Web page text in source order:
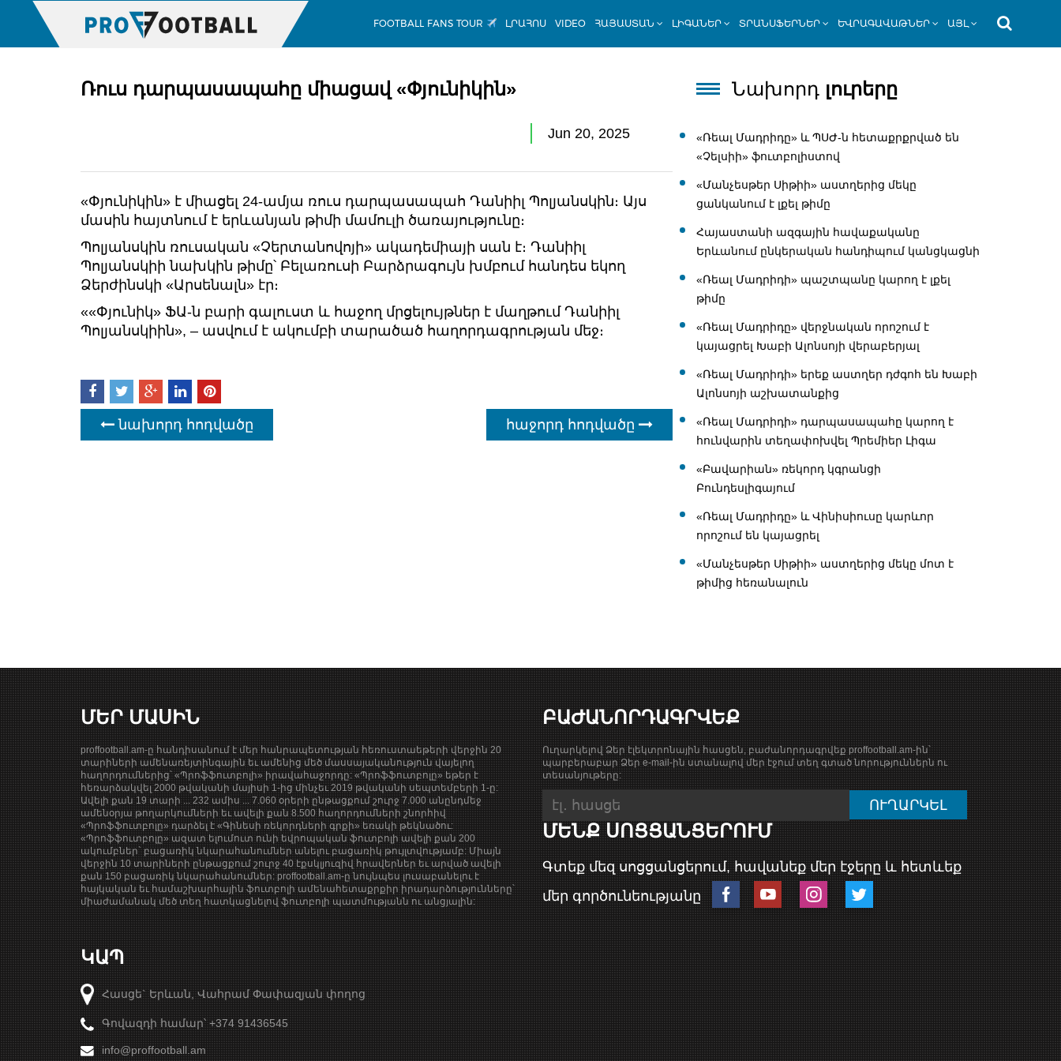
FOOTBALL FANS TOUR ԼՐԱՀՈՍ VIDEO ՀԱՅԱՍՏԱՆ ԼԻԳԱՆԵՐ ՏՐԱՆՍՖԵՐՆԵՐ ԵՎՐԱԳԱՎԱԹՆԵՐ ԱՅԼ
Ռուս դարպասապահը միացավ «Փյունիկին»
Jun 20, 2025
«Փյունիկին» է միացել 24-ամյա ռուս դարպասապահ Դանիիլ Պոլյանսկին։ Այս
մասին հայտնում է երևանյան թիմի մամուլի ծառայությունը։
Պոլյանսկին ռուսական «Չերտանովոյի» ակադեմիայի սան է։ Դանիիլ
Պոլյանսկիի նախկին թիմը՝ Բելառուսի Բարձրագույն խմբում հանդես եկող
Ձերժինսկի «Արսենալն» էր։
««Փյունիկ» ՖԱ-ն բարի գալուստ և հաջող մրցելույթներ է մաղթում Դանիիլ
Պոլյանսկիին», – ասվում է ակումբի տարածած հաղորդագրության մեջ։
նախորդ հոդվածը հաջորդ հոդվածը
Նախորդ լուրերը
«Ռեալ Մադրիդը» և ՊՍԺ-ն հետաքրքրված են
«Չելսիի» ֆուտբոլիստով
«Մանչեսթեր Սիթիի» աստղերից մեկը
ցանկանում է լքել թիմը
Հայաստանի ազգային հավաքականը
Երևանում ընկերական հանդիպում կանցկացնի
«Ռեալ Մադրիդի» պաշտպանը կարող է լքել
թիմը
«Ռեալ Մադրիդը» վերջնական որոշում է
կայացրել Խաբի Ալոնսոյի վերաբերյալ
«Ռեալ Մադրիդի» երեք աստղեր դժգոհ են Խաբի
Ալոնսոյի աշխատանքից
«Ռեալ Մադրիդի» դարպասապահը կարող է
հունվարին տեղափոխվել Պրեմիեր Լիգա
«Բավարիան» ռեկորդ կգրանցի
Բունդեսլիգայում
«Ռեալ Մադրիդը» և Վինիսիուսը կարևոր
որոշում են կայացրել
«Մանչեսթեր Սիթիի» աստղերից մեկը մոտ է
թիմից հեռանալուն
ՄԵՐ ՄԱՍԻՆ
proffootball.am-ը հանդիսանում է մեր հանրապետության հեռուստաեթերի վերջին 20
տարիների ամենառեյտինգային եւ ամենից մեծ մասսայականություն վայելող
հաղորդումներից՝ «Պրոֆֆուտբոլի» իրավահաջորդը: «Պրոֆֆուտբոլը» եթեր է
հեռարձակվել 2000 թվականի մայիսի 1-ից մինչեւ 2019 թվականի սեպտեմբերի 1-ը:
Ավելի քան 19 տարի ... 232 ամիս ... 7.060 օրերի ընթացքում շուրջ 7.000 անընդմեջ
ամենօրյա թողարկումների եւ ավելի քան 8.500 հաղորդումների շնորհիվ
«Պրոֆֆուտբոլը» դարձել է «Գինեսի ռեկորդների գրքի» եռակի թեկնածու:
«Պրոֆֆուտբոլը» ազատ ելումուտ ունի եվրոպական ֆուտբոլի ավելի քան 200
ակումբներ` բացառիկ նկարահանումներ անելու բացառիկ թույլտվությամբ: Միայն
վերջին 10 տարիների ընթացքում շուրջ 40 էքսկլյուզիվ հրավերներ եւ արված ավելի
քան 150 բացառիկ նկարահանումներ: proffootball.am-ը նույնպես լուսաբանելու է
հայկական եւ համաշխարհային ֆուտբոլի ամենահետաքրքիր իրադարձությունները՝
միաժամանակ մեծ տեղ հատկացնելով ֆուտբոլի պատմությանն ու անցյալին:
ԿԱՊ
Հասցե` Երևան, Վահրամ Փափազյան փողոց
Գովազդի համար՝ +374 91436545
info@proffootball.am
ԲԱԺԱՆՈՐԴԱԳՐՎԵՔ
Ուղարկելով Ձեր էլեկտրոնային հասցեն, բաժանորդագրվեք proffootball.am-ին՝
պարբերաբար Ձեր e-mail-ին ստանալով մեր էջում տեղ գտած նորություններն ու
տեսանյութերը:
ՄԵՆՔ ՍՈՑՑԱՆՑԵՐՈՒՄ
Գտեք մեզ սոցցանցերում, հավանեք մեր էջերը և հետևեք
մեր գործունեությանը